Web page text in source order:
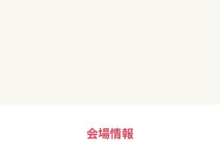
会場情報